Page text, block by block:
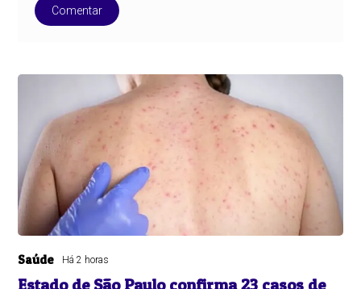
Comentar
Saúde Há 2 horas
Estado de São Paulo confirma 23 casos de